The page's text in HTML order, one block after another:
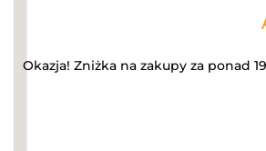
Okazja! Zniżka na zakupy za ponad